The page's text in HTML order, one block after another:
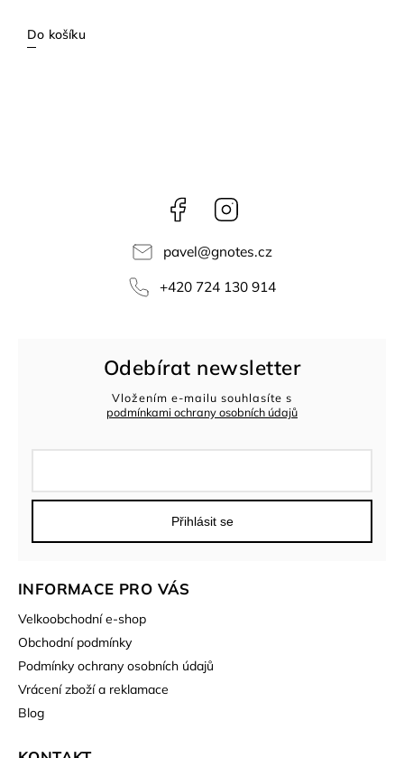
Do košíku
Facebook
pavel@gnotes.cz
+420 724 130 914
INFORMACE PRO VÁS
Velkoobchodní e-shop
Obchodní podmínky
Podmínky ochrany osobních údajů
Vrácení zboží a reklamace
Blog
Odebírat newsletter
Vložením e-mailu souhlasíte s
podmínkami ochrany osobních údajů
Přihlásit se